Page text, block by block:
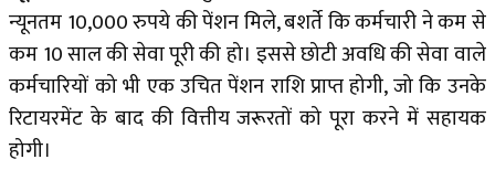
न्यूनतम 10,000 रुपये की पेंशन मिले, बशर्ते कि कर्मचारी ने कम से
कम 10 साल की सेवा पूरी की हो। इससे छोटी अवधि की सेवा वाले
कर्मचारियों को भी एक उचित पेंशन राशि प्राप्त होगी, जो कि उनके
रिटायरमेंट के बाद की वित्तीय जरूरतों को पूरा करने में सहायक
होगी।